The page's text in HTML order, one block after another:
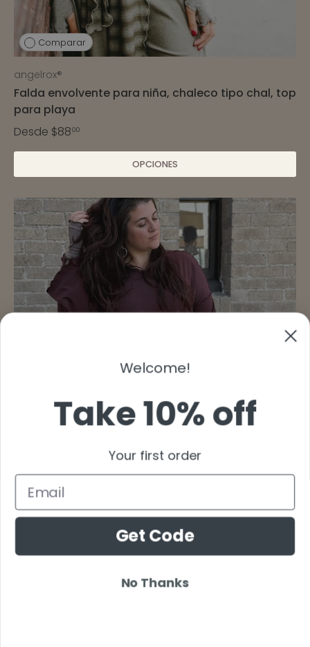
Comparar
angelrox®
Falda envolvente para niña, chaleco tipo chal, top
para playa
Desde $8800
OPCIONES
Comparar
Welcome!
Take 10% off
Your first order
Get Code
No Thanks